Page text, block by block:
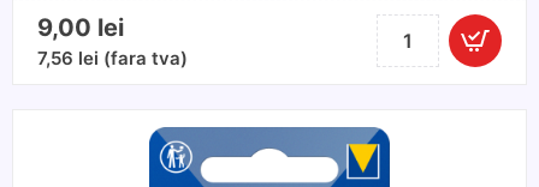
9,00 lei
7,56 lei (fara tva)
Cantitate
Baterii
3V,
litiu